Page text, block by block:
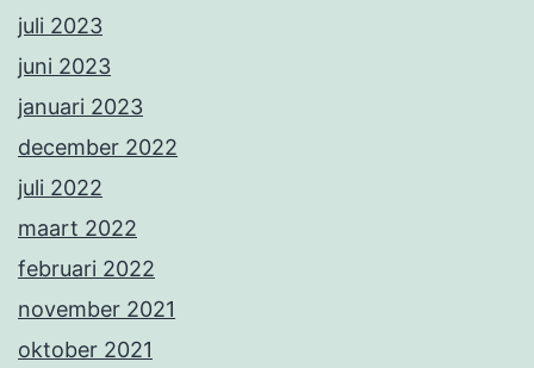
juli 2023
juni 2023
januari 2023
december 2022
juli 2022
maart 2022
februari 2022
november 2021
oktober 2021